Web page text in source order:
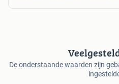
De onderstaande waarden zijn